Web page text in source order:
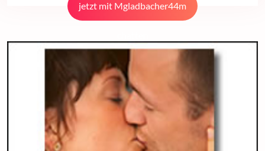
jetzt mit Mgladbacher44m